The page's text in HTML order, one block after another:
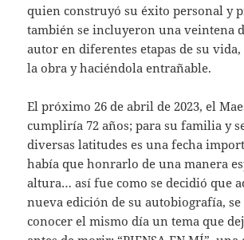
quien construyó su éxito personal y
también se incluyeron una veintena
autor en diferentes etapas de su
la obra y haciéndola entrañable.
El próximo 26 de abril de 2023, el
cumpliría 72 años; para su familia y
diversas latitudes es una fecha
había que honrarlo de una manera
altura… así fue como se decidió que
nueva edición de su autobiografía, se
conocer el mismo día un tema que